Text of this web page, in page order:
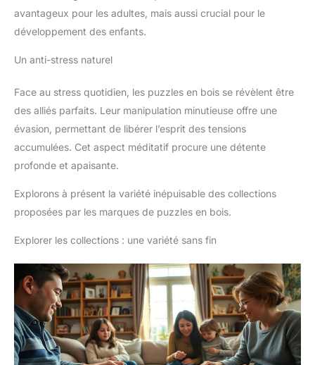
avantageux pour les adultes, mais aussi crucial pour le
développement des enfants.
Un anti-stress naturel
Face au stress quotidien, les puzzles en bois se révèlent être
des alliés parfaits. Leur manipulation minutieuse offre une
évasion, permettant de libérer l’esprit des tensions
accumulées. Cet aspect méditatif procure une détente
profonde et apaisante.
Explorons à présent la variété inépuisable des collections
proposées par les marques de puzzles en bois.
Explorer les collections : une variété sans fin